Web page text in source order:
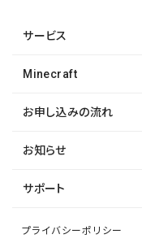
サービス
Minecraft
お申し込みの流れ
お知らせ
サポート
プライバシーポリシー